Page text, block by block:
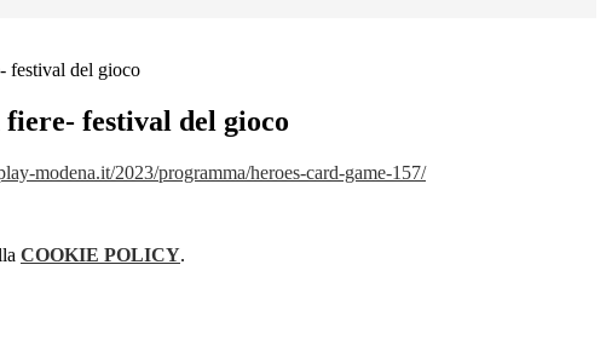
festival del gioco
fiere- festival del gioco
modena.it/2023/programma/heroes-card-game-157/
COOKIE POLICY.